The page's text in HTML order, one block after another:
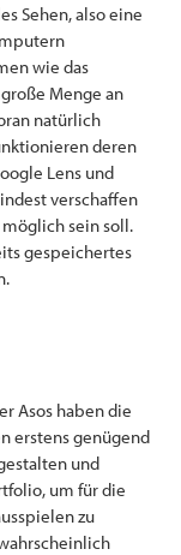
Sehen, also eine
wie das
Menge an
natürlich
deren
Lens und
verschaffen
möglich sein soll.
gespeichertes
Asos haben die
erstens genügend
und
um für die
zu